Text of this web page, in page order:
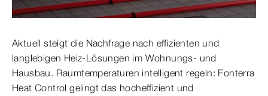
Aktuell steigt die Nachfrage nach effizienten und
langlebigen Heiz-Lösungen im Wohnungs- und
Hausbau. Raumtemperaturen intelligent regeln: Fonterra
Heat Control gelingt das hocheffizient und